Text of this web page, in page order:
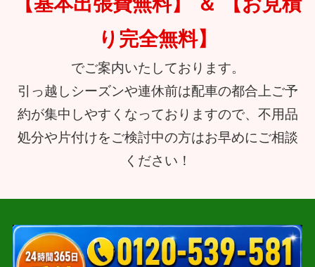
り完全無料】
でご案内いたしております。
引っ越しシーズンや連休前は配車の都合上ご予
約が集中しやすくなっておりますので、不用品
処分や片付けをご検討中の方はお早めにご相談
ください！